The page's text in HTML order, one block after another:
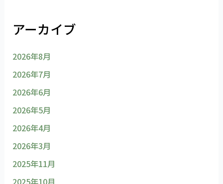
アーカイブ
2026年8月
2026年7月
2026年6月
2026年5月
2026年4月
2026年3月
2025年11月
2025年10月